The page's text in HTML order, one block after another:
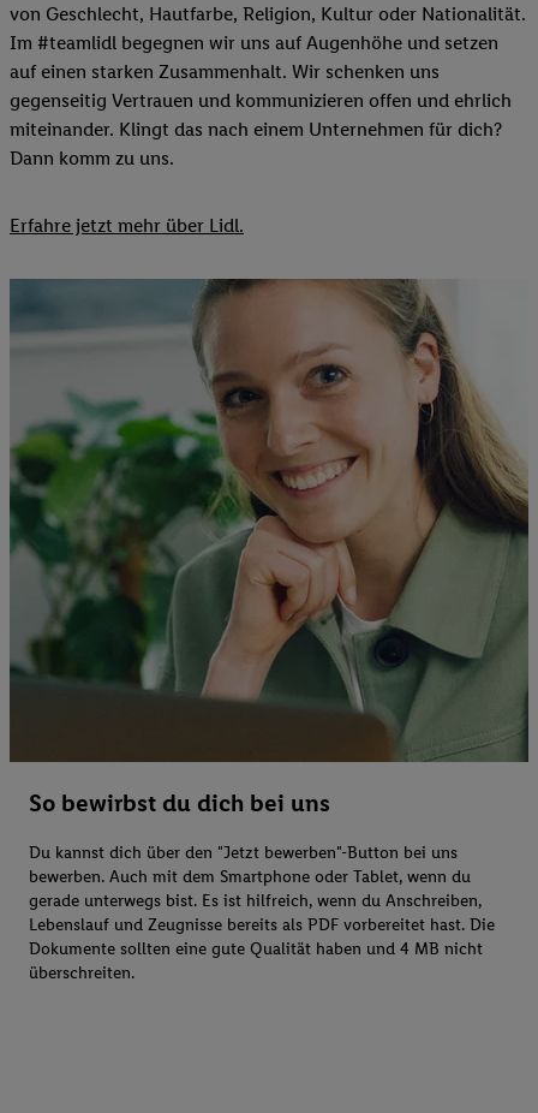
von Geschlecht, Hautfarbe, Religion, Kultur oder Nationalität.
Im #teamlidl begegnen wir uns auf Augenhöhe und setzen
auf einen starken Zusammenhalt. Wir schenken uns
gegenseitig Vertrauen und kommunizieren offen und ehrlich
miteinander. Klingt das nach einem Unternehmen für dich?
Dann komm zu uns.​
Erfahre jetzt mehr über Lidl.
So bewirbst du dich bei uns
Du kannst dich über den "Jetzt bewerben"-Button bei uns
bewerben. Auch mit dem Smartphone oder Tablet, wenn du
gerade unterwegs bist. Es ist hilfreich, wenn du Anschreiben,
Lebenslauf und Zeugnisse bereits als PDF vorbereitet hast. Die
Dokumente sollten eine gute Qualität haben und 4 MB nicht
überschreiten.